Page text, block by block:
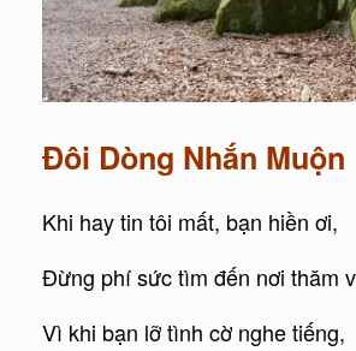
Đôi Dòng Nhắn Muộn
Khi hay tin tôi mất, bạn hiền ơi,
Đừng phí sức tìm đến nơi thăm
Vì khi bạn lỡ tình cờ nghe tiếng,